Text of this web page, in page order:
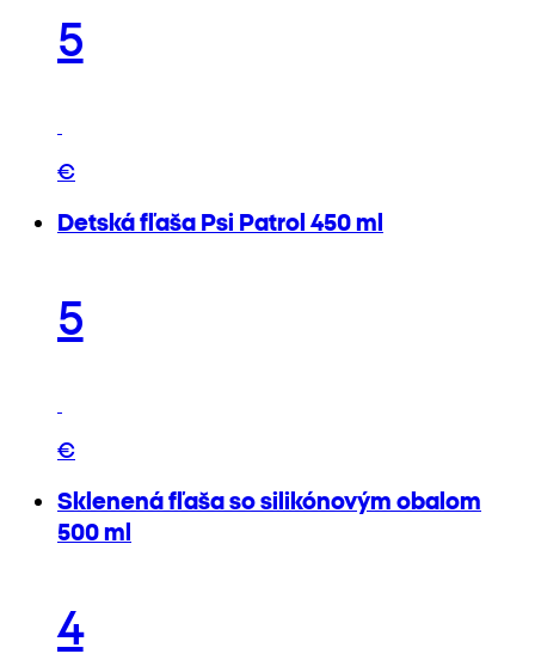
5
€
Detská fľaša Psi Patrol 450 ml
5
€
Sklenená fľaša so silikónovým obalom
500 ml
4